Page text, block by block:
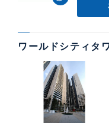
ワールドシティタ